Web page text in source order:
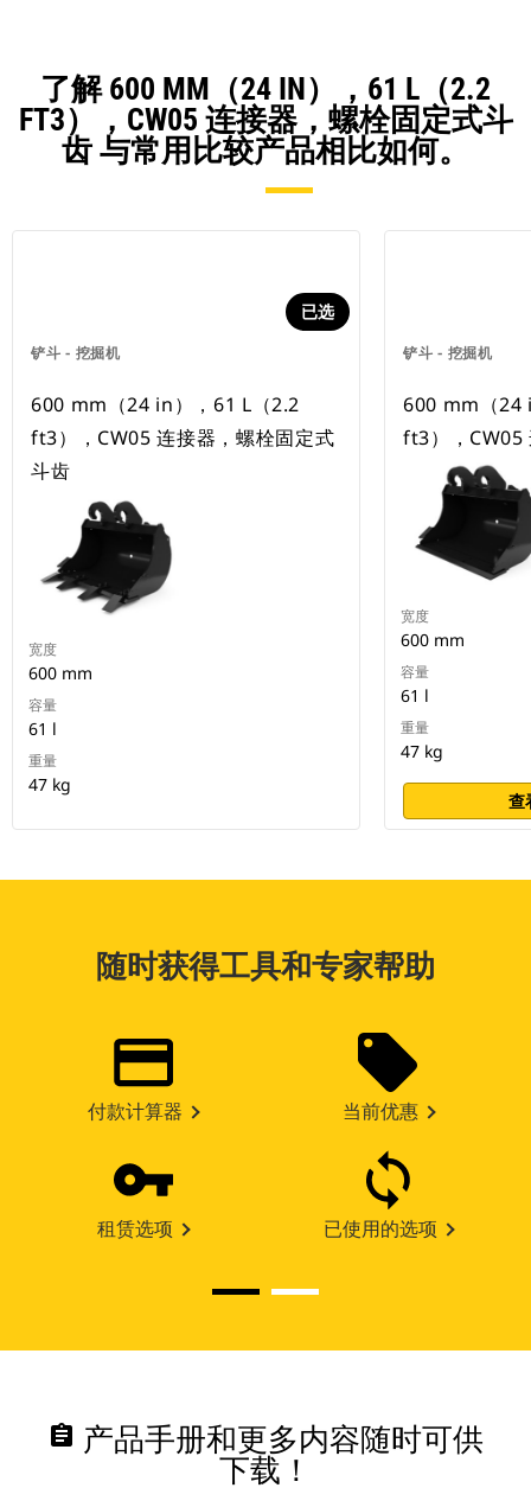
了解 600 MM（24 IN），61 L（2.2
FT3），CW05 连接器，螺栓固定式斗
齿 与常用比较产品相比如何。
铲斗 - 挖掘机
已选
600 mm（24 in），61 L（2.2
ft3），CW05 连接器，螺栓固定式
斗齿
宽度
600 mm
容量
61 l
重量
47 kg
铲斗 - 挖掘机
600 mm（24
ft3），CW05
宽度
600 mm
容量
61 l
重量
47 kg
查
随时获得工具和专家帮助
付款计算器 当前优惠
租赁选项 已使用的选项
assignment 产品手册和更多内容随时可供
下载！